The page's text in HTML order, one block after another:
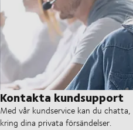
Kontakta kundsupport
Med vår kundservice kan du
kring dina privata försändelser.